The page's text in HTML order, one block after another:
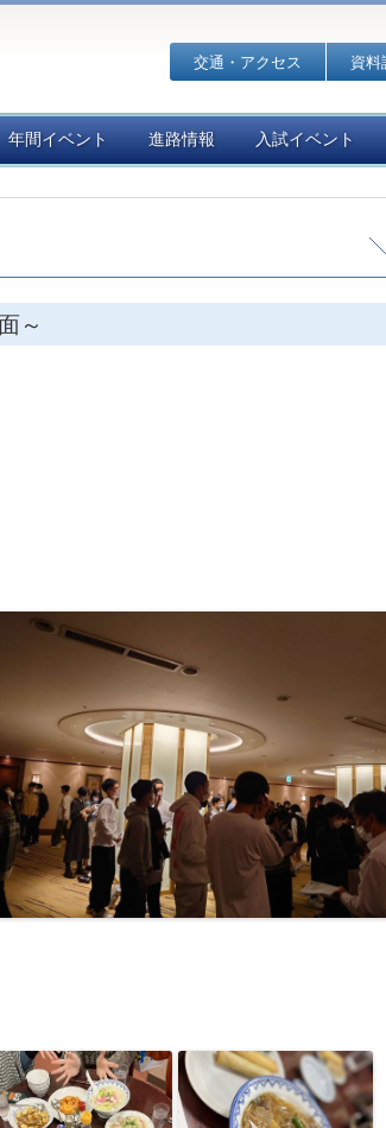
年間イベント 進路情報 入試イベント
交通・アクセス 資料
～